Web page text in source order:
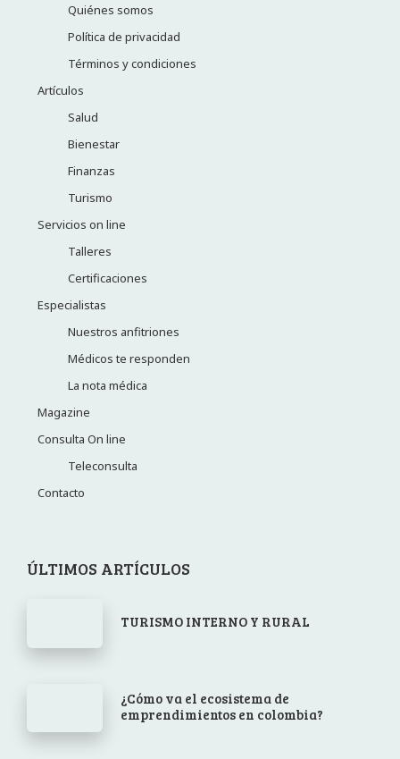
Quiénes somos
Política de privacidad
Términos y condiciones
Artículos
Salud
Bienestar
Finanzas
Turismo
Servicios on line
Talleres
Certificaciones
Especialistas
Nuestros anfitriones
Médicos te responden
La nota médica
Magazine
Consulta On line
Teleconsulta
Contacto
ÚLTIMOS ARTÍCULOS
TURISMO INTERNO Y RURAL
¿Cómo va el ecosistema de
emprendimientos en colombia?